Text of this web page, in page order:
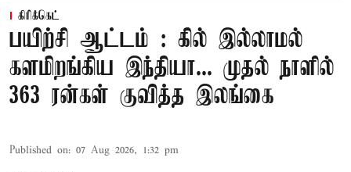
கிரிக்கெட்
பயிற்சி ஆட்டம் : கில் இல்லாமல்
களமிறங்கிய இந்தியா... முதல் நாளில்
363 ரன்கள் குவித்த இலங்கை
Published on: 07 Aug 2026, 1:32 pm